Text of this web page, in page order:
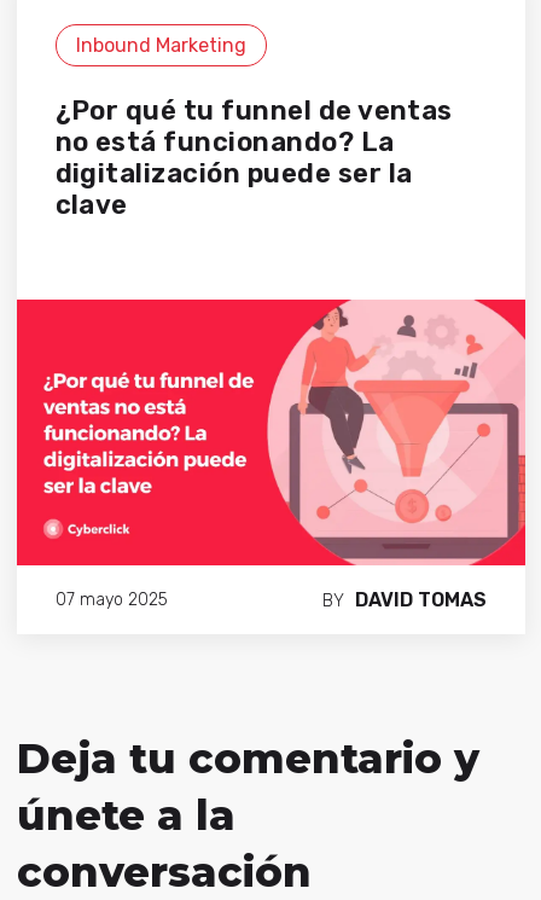
Inbound Marketing
¿Por qué tu funnel de ventas
no está funcionando? La
digitalización puede ser la
clave
07 mayo 2025 BY DAVID TOMAS
Deja tu comentario y
únete a la
conversación